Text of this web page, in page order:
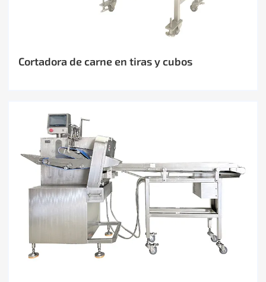
Cortadora de carne en tiras y cubos